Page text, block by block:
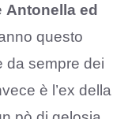
Antonella ed
questo
da sempre dei
è l’ex della